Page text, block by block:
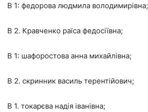
В 1: федорова людмила володимирівна;
В 2. Кравченко раїса федосіївна;
В 1: шафоростова анна михайлівна;
В 2. скринник василь терентійович;
В 1. токарєва надія іванівна;